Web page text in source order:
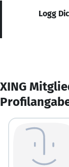
Logg
XING